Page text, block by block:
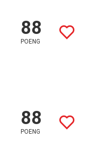
88
POENG
88
POENG